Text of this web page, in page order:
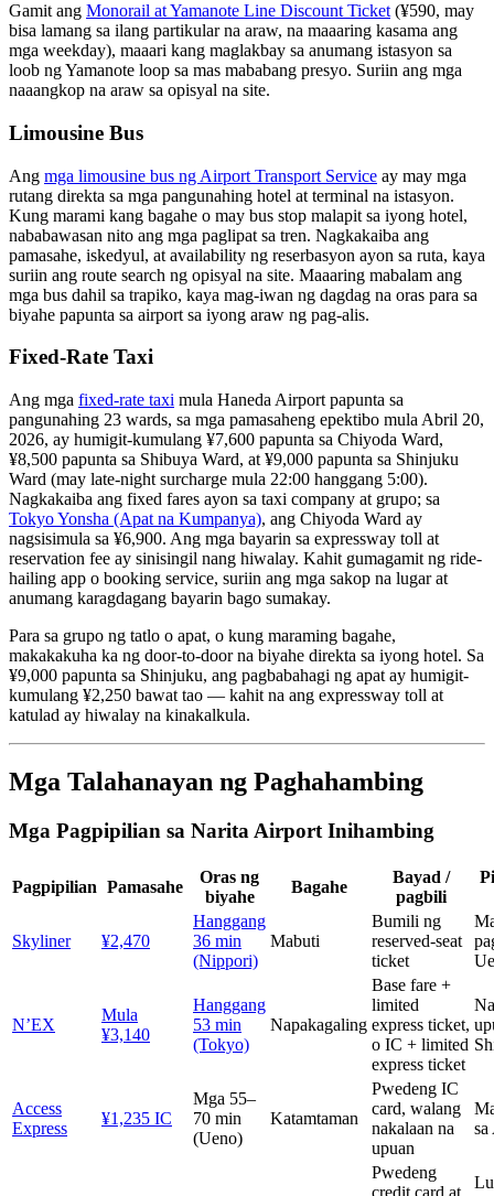
Gamit ang Monorail at Yamanote Line Discount Ticket (¥590, may
bisa lamang sa ilang partikular na araw, na maaaring kasama ang
mga weekday), maaari kang maglakbay sa anumang istasyon sa
loob ng Yamanote loop sa mas mababang presyo. Suriin ang mga
naaangkop na araw sa opisyal na site.
Limousine Bus
Ang mga limousine bus ng Airport Transport Service ay may mga
rutang direkta sa mga pangunahing hotel at terminal na istasyon.
Kung marami kang bagahe o may bus stop malapit sa iyong hotel,
nababawasan nito ang mga paglipat sa tren. Nagkakaiba ang
pamasahe, iskedyul, at availability ng reserbasyon ayon sa ruta, kaya
suriin ang route search ng opisyal na site. Maaaring mabalam ang
mga bus dahil sa trapiko, kaya mag-iwan ng dagdag na oras para sa
biyahe papunta sa airport sa iyong araw ng pag-alis.
Fixed-Rate Taxi
Ang mga fixed-rate taxi mula Haneda Airport papunta sa
pangunahing 23 wards, sa mga pamasaheng epektibo mula Abril 20,
2026, ay humigit-kumulang ¥7,600 papunta sa Chiyoda Ward,
¥8,500 papunta sa Shibuya Ward, at ¥9,000 papunta sa Shinjuku
Ward (may late-night surcharge mula 22:00 hanggang 5:00).
Nagkakaiba ang fixed fares ayon sa taxi company at grupo; sa
Tokyo Yonsha (Apat na Kumpanya), ang Chiyoda Ward ay
nagsisimula sa ¥6,900. Ang mga bayarin sa expressway toll at
reservation fee ay sinisingil nang hiwalay. Kahit gumagamit ng ride-
hailing app o booking service, suriin ang mga sakop na lugar at
anumang karagdagang bayarin bago sumakay.
Para sa grupo ng tatlo o apat, o kung maraming bagahe,
makakakuha ka ng door-to-door na biyahe direkta sa iyong hotel. Sa
¥9,000 papunta sa Shinjuku, ang pagbabahagi ng apat ay humigit-
kumulang ¥2,250 bawat tao — kahit na ang expressway toll at
katulad ay hiwalay na kinakalkula.
Mga Talahanayan ng Paghahambing
Mga Pagpipilian sa Narita Airport Inihambing
Pagpipilian Pamasahe
Oras ng
biyahe
Bagahe
Bayad /
pagbili
Skyliner ¥2,470
Hanggang
36 min
(Nippori)
Mabuti
Bumili ng
reserved-seat
ticket
N’EX
Mula
¥3,140
Hanggang
53 min
(Tokyo)
Napakagaling
Base fare +
limited
express ticket,
o IC + limited
express ticket
Access
Express
¥1,235 IC
Mga 55–
70 min
(Ueno)
Katamtaman
Pwedeng IC
card, walang
nakalaan na
upuan
sa
Pwedeng
credit card at